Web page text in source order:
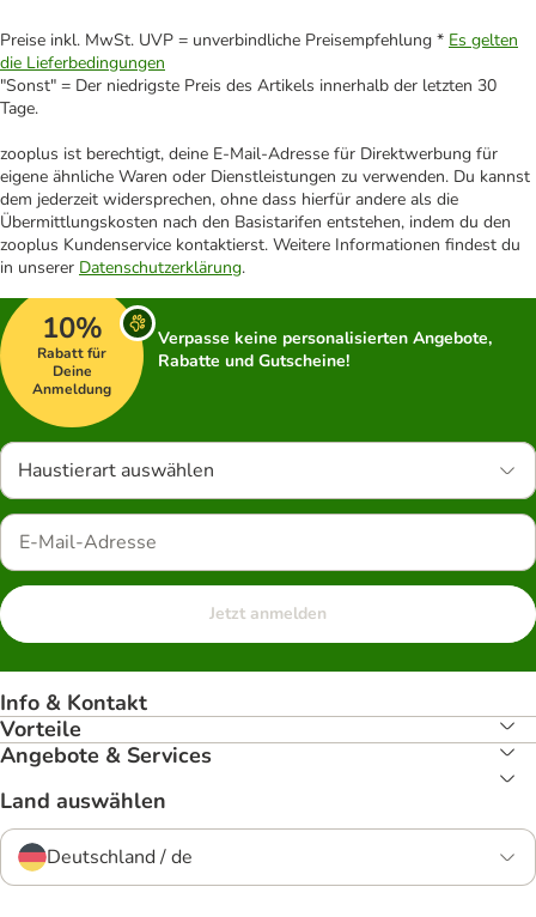
Preise inkl. MwSt. UVP = unverbindliche Preisempfehlung * Es gelten
die Lieferbedingungen
"Sonst" = Der niedrigste Preis des Artikels innerhalb der letzten 30
Tage.
zooplus ist berechtigt, deine E-Mail-Adresse für Direktwerbung für
eigene ähnliche Waren oder Dienstleistungen zu verwenden. Du kannst
dem jederzeit widersprechen, ohne dass hierfür andere als die
Übermittlungskosten nach den Basistarifen entstehen, indem du den
zooplus Kundenservice kontaktierst. Weitere Informationen findest du
in unserer Datenschutzerklärung.
10%
Rabatt für
Deine
Anmeldung
Verpasse keine personalisierten Angebote,
Rabatte und Gutscheine!
Haustierart auswählen
Jetzt anmelden
Info & Kontakt
Vorteile
Angebote & Services
Land auswählen
Deutschland / de